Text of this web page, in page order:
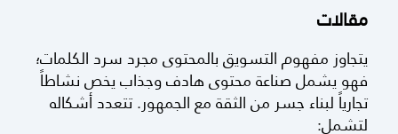
مقالات
يتجاوز مفهوم التسويق بالمحتوى مجرد سرد الكلمات؛
فهو يشمل صناعة محتوى هادف وجذاب يخص نشاطاً
تجارياً لبناء جسر من الثقة مع الجمهور. تتعدد أشكاله
لتشمل: